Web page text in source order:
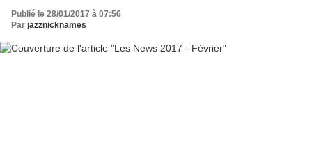
Publié le 28/01/2017 à 07:56
Par jazznicknames